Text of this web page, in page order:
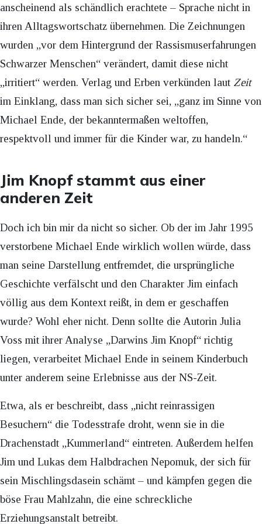
anscheinend als schändlich erachtete – Sprache nicht in
ihren Alltagswortschatz übernehmen. Die Zeichnungen
wurden „vor dem Hintergrund der Rassismuserfahrungen
Schwarzer Menschen“ verändert, damit diese nicht
„irritiert“ werden. Verlag und Erben verkünden laut Zeit
im Einklang, dass man sich sicher sei, „ganz im Sinne von
Michael Ende, der bekanntermaßen weltoffen,
respektvoll und immer für die Kinder war, zu handeln.“
Jim Knopf stammt aus einer
anderen Zeit
Doch ich bin mir da nicht so sicher. Ob der im Jahr 1995
verstorbene Michael Ende wirklich wollen würde, dass
man seine Darstellung entfremdet, die ursprüngliche
Geschichte verfälscht und den Charakter Jim einfach
völlig aus dem Kontext reißt, in dem er geschaffen
wurde? Wohl eher nicht. Denn sollte die Autorin Julia
Voss mit ihrer Analyse „Darwins Jim Knopf“ richtig
liegen, verarbeitet Michael Ende in seinem Kinderbuch
unter anderem seine Erlebnisse aus der NS-Zeit.
Etwa, als er beschreibt, dass „nicht reinrassigen
Besuchern“ die Todesstrafe droht, wenn sie in die
Drachenstadt „Kummerland“ eintreten. Außerdem helfen
Jim und Lukas dem Halbdrachen Nepomuk, der sich für
sein Mischlingsdasein schämt – und kämpfen gegen die
böse Frau Mahlzahn, die eine schreckliche
Erziehungsanstalt betreibt.